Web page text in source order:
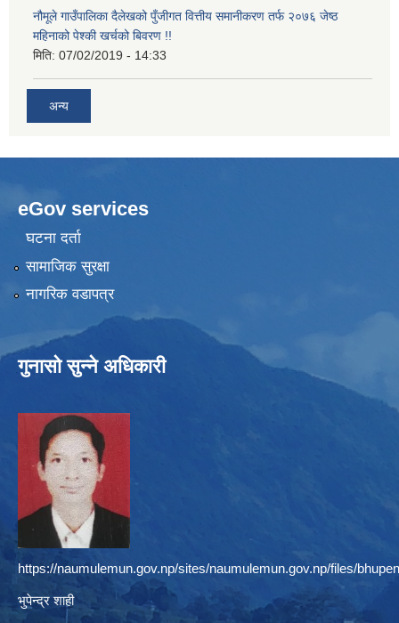
नौमूले गाउँपालिका दैलेखको पुँजीगत वित्तीय समानीकरण तर्फ २०७६ जेष्ठ
महिनाको पेश्की खर्चको बिवरण !!
मिति: 07/02/2019 - 14:33
अन्य
eGov services
घटना दर्ता
सामाजिक सुरक्षा
नागरिक वडापत्र
गुनासो सुन्ने अधिकारी
https://naumulemun.gov.np/sites/naumulemun.gov.np/files/
भुपेन्द्र शाही